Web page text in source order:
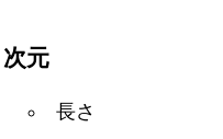
次元
長さ